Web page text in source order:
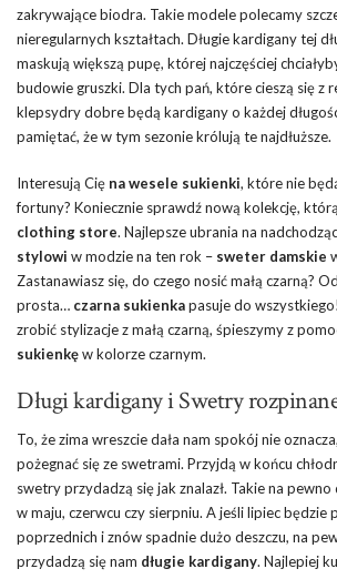
zakrywające biodra. Takie modele polecamy
nieregularnych kształtach. Długie kardigany tej
maskują większą pupę, której najczęściej
budowie gruszki. Dla tych pań, które cieszą się z
klepsydry dobre będą kardigany o każdej
pamiętać, że w tym sezonie królują te najdłuższe.
Interesują Cię na wesele sukienki, które nie
fortuny? Koniecznie sprawdź nową kolekcję,
clothing store. Najlepsze ubrania na
stylowi w modzie na ten rok – sweter damskie
Zastanawiasz się, do czego nosić małą czarną?
prosta… czarna sukienkapasuje do
zrobić stylizacje z małą czarną, śpieszymy z
sukienkęw kolorze czarnym.
Długi kardigany i Swetry
To, że zima wreszcie dała nam spokój nie
pożegnać się ze swetrami. Przyjdą w końcu
swetry przydadzą się jak znalazł. Takie na
w maju, czerwcu czy sierpniu. A jeśli lipiec będzie
poprzednich i znów spadnie dużo deszczu, na
przydadzą się nam długie kardigany. Najlepiej